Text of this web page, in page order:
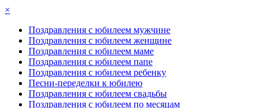
×
Поздравления с юбилеем мужчине
Поздравления с юбилеем женщине
Поздравления с юбилеем маме
Поздравления с юбилеем папе
Поздравления с юбилеем ребенку
Песни-переделки к юбилею
Поздравления с юбилеем свадьбы
Поздравления с юбилеем по месяцам